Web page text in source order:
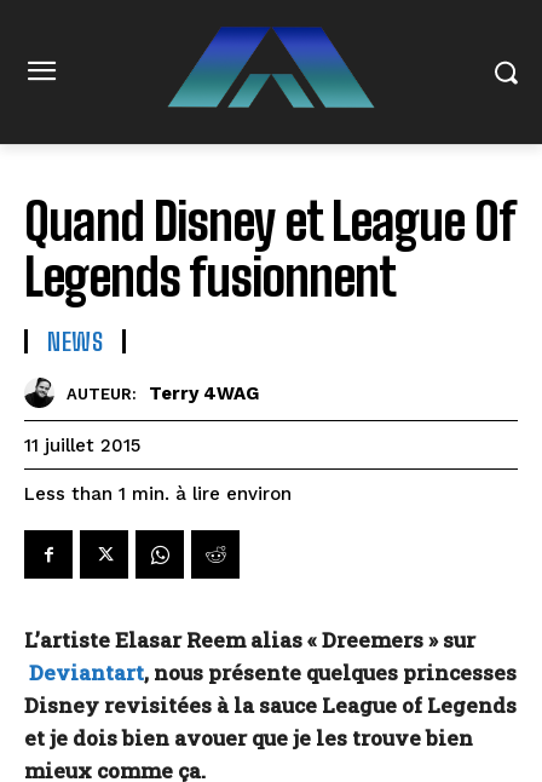
Quand Disney et League Of
Legends fusionnent
NEWS
AUTEUR: Terry 4WAG
11 juillet 2015
Less than 1 min. à lire environ
L’artiste Elasar Reem alias « Dreemers » sur
Deviantart, nous présente quelques princesses
Disney revisitées à la sauce League of Legends
et je dois bien avouer que je les trouve bien
mieux comme ça.